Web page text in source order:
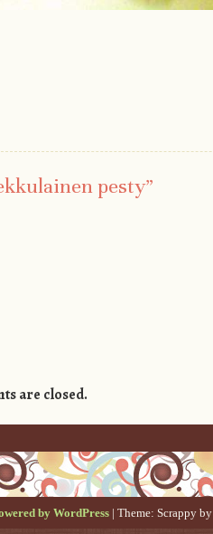
pesty”
are closed.
by WordPress | Theme: Scrappy by